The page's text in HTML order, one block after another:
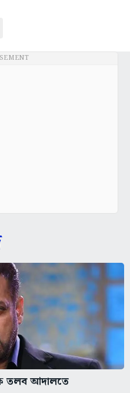
তলব আদালতে